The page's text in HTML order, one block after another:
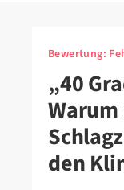
Bewertung:
„40
den